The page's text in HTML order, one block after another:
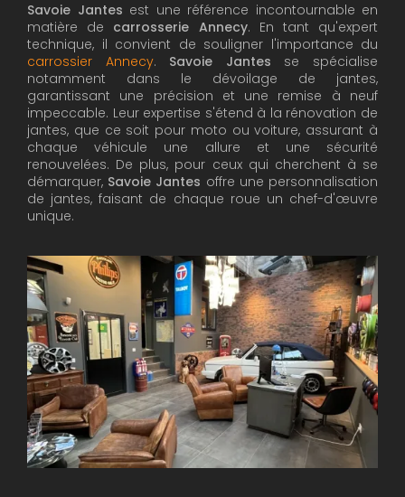
Savoie Jantes est une référence incontournable en
matière de carrosserie Annecy. En tant qu'expert
technique, il convient de souligner l'importance du
carrossier Annecy. Savoie Jantes se spécialise
notamment dans le dévoilage de jantes,
garantissant une précision et une remise à neuf
impeccable. Leur expertise s'étend à la rénovation de
jantes, que ce soit pour moto ou voiture, assurant à
chaque véhicule une allure et une sécurité
renouvelées. De plus, pour ceux qui cherchent à se
démarquer, Savoie Jantes offre une personnalisation
de jantes, faisant de chaque roue un chef-d'œuvre
unique.